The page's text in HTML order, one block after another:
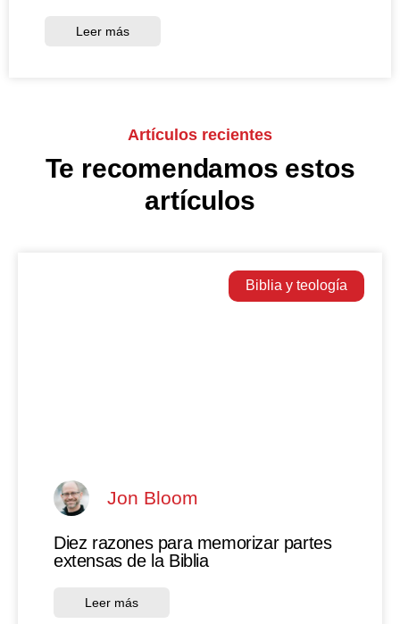
Leer más
Artículos recientes
Te recomendamos estos
artículos
Biblia y teología
Jon Bloom
Diez razones para memorizar partes
extensas de la Biblia
Leer más